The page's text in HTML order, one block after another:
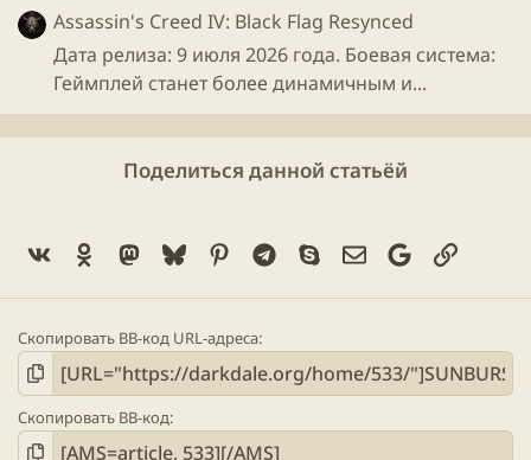
Assassin's Creed IV: Black Flag Resynced
Дата релиза: 9 июля 2026 года. Боевая система:
Геймплей станет более динамичным и...
Поделиться данной статьёй
Vk Ok Mastodon
BlueskyPinterestTelegram
SkypeЭлектронная
GoogleСсылка
Скопировать BB-код URL-адреса
Скопировать BB-код